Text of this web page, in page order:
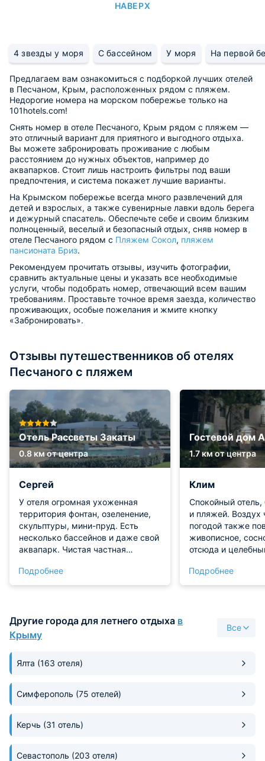
НАВЕРХ
4 звезды у моря С бассейном У моря На первой
Предлагаем вам ознакомиться с подборкой лучших отелей
в Песчаном, Крым, расположенных рядом с пляжем.
Недорогие номера на морском побережье только на
101hotels.com!
Снять номер в отеле Песчаного, Крым рядом с пляжем —
это отличный вариант для приятного и выгодного отдыха.
Вы можете забронировать проживание с любым
расстоянием до нужных объектов, например до
аквапарков. Стоит лишь настроить фильтры под ваши
предпочтения, и система покажет лучшие варианты.
На Крымском побережье всегда много развлечений для
детей и взрослых, а также сувенирные лавки вдоль берега
и дежурный спасатель. Обеспечьте себе и своим близким
полноценный, веселый и безопасный отдых, сняв номер в
отеле Песчаного рядом с Пляжем Сокол, пляжем
пансионата Бриз.
Рекомендуем прочитать отзывы, изучить фотографии,
сравнить актуальные цены и указать все необходимые
услуги, чтобы подобрать номер, отвечающий всем вашим
требованиям. Проставьте точное время заезда, количество
проживающих, особые пожелания и жмите кнопку
«Забронировать».
Отзывы путешественников об отелях
Песчаного с пляжем
Отель Рассветы Закаты
0.8 км от центра
Сергей
У отеля огромная ухоженная
территория фонтан, озеленение,
скульптуры, мини-пруд. Есть
несколько бассейнов и даже свой
аквапарк. Чистая частная
Номера классные. Полностью все
продумано. Никаких претензий.
обратить внимание на эту
гостиницу и по возможности
здесь отдохнуть. Куча детских
детская комната. Даже
общем клиентоориентированность
Подробнее
Гостевой дом
1.7 км от центра
Клим
Спокойный отель,
и пляжей. Воздух
погодой также
живописное,
отсюда и
Балкон выходит
идеально. В
Подробнее
Другие города для летнего отдыха в
Крыму
Все
Ялта (163 отеля)
Симферополь (75 отелей)
Керчь (31 отель)
Севастополь (203 отеля)